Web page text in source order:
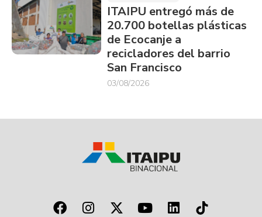
ITAIPU entregó más de
20.700 botellas plásticas
de Ecocanje a
recicladores del barrio
San Francisco
03/08/2026